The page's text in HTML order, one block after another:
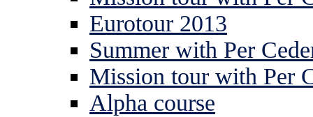
Eurotour 2013
Summer with Per
Mission tour with Per
Alpha course